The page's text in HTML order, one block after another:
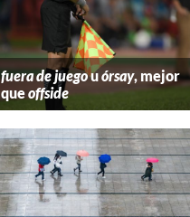
fuera de juegouórsay, mejor
queoffside